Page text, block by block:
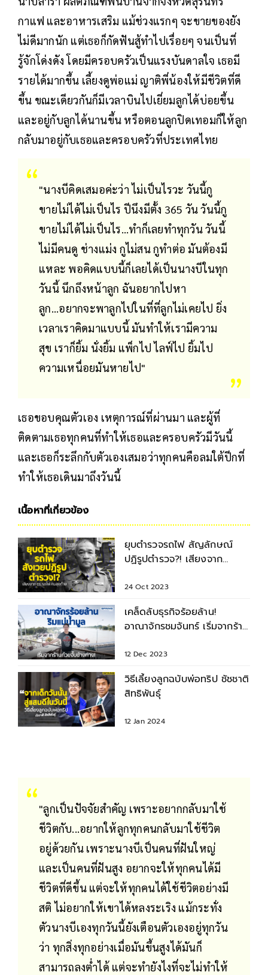
กาแฟ และอาหารเสริม แม้ช่วงแรกๆ จะขายของยัง
ไม่ดีมากนัก แต่เธอก็กัดฟันสู้ทำไปเรื่อยๆ จนเป็นที่
รู้จักโด่งดัง โดยมีครอบครัวเป็นแรงบันดาลใจ เธอมี
รายได้มากขึ้น เลี้ยงดูพ่อแม่ ญาติพี่น้องให้มีชีวิตที่ดี
ขึ้น ขณะเดียวกันก็มีเวลาบินไปเยี่ยมลูกได้บ่อยขึ้น
และอยู่กับลูกได้นานขึ้น หรือตอนลูกปิดเทอมก็ให้ลูก
กลับมาอยู่กับเธอและครอบครัวที่ประเทศไทย
"นางบีคิดเสมอค่ะว่า ไม่เป็นไรวะ วันนี้กู
ขายไม่ได้ไม่เป็นไร ปีนึงมีตั้ง 365 วัน วันนี้กู
ขายไม่ได้ไม่เป็นไร...ทำก็เลยทำทุกวัน วันนี้
ไม่มีคนดู ช่างแม่ง กูไม่สน กูทำต่อ มันต้องมี
แหละ พอคิดแบบนี้ก็เลยได้เป็นนางบีในทุก
วันนี้ นึกถึงหน้าลูก ฉันอยากไปหา
ลูก...อยากจะพาลูกไปในที่ที่ลูกไม่เคยไป ยิ่ง
เวลาเราคิดมาแบบนี้ มันทำให้เรามีความ
สุข เราก็ยิ้ม นั่งยิ้ม แพ็กไป ไลฟ์ไป ยิ้มไป
ความเหนื่อยมันหายไป"
เธอขอบคุณตัวเอง เหตุการณ์ที่ผ่านมา และผู้ที่
ติดตามเธอทุกคนที่ทำให้เธอและครอบครัวมีวันนี้
และเธอก็ระลึกกับตัวเองเสมอว่าทุกคนคือลมใต้ปีกที่
ทำให้เธอเดินมาถึงวันนี้
เนื้อหาที่เกี่ยวข้อง
ยุบตำรวจรถไฟ สัญลักษณ์
ปฏิรูปตำรวจ?! เสียงจาก
24 Oct 2023
เคล็ดลับธุรกิจร้อยล้าน!
อาณาจักรชมจันทร์ เริ่มจากร้า
12 Dec 2023
วิธีเลี้ยงลูกฉบับพ่อทริป ชัชชาติ
สิทธิพันธุ์
12 Jan 2024
"ลูกเป็นปัจจัยสำคัญ เพราะอยากกลับมาใช้
ชีวิตกับ...อยากให้ลูกทุกคนกลับมาใช้ชีวิต
อยู่ด้วยกัน เพราะนางบีเป็นคนที่ฝันใหญ่
และเป็นคนที่ฝันสูง อยากจะให้ทุกคนได้มี
ชีวิตที่ดีขึ้น แต่จะให้ทุกคนได้ใช้ชีวิตอย่างมี
สติ ไม่อยากให้เขาได้หลงระเริง แม้กระทั่ง
ตัวนางบีเองทุกวันนี้ยังเตือนตัวเองอยู่ทุกวัน
ว่า ทุกสิ่งทุกอย่างเมื่อมันขึ้นสูงได้มันก็
สามารถลงต่ำได้ แต่จะทำยังไงที่จะไม่ทำให้